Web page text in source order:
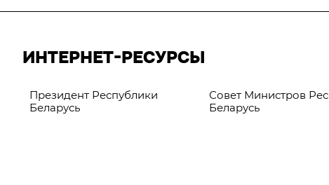
ИНТЕРНЕТ-РЕСУРСЫ
Президент Республики
Беларусь
Совет Министров
Беларусь